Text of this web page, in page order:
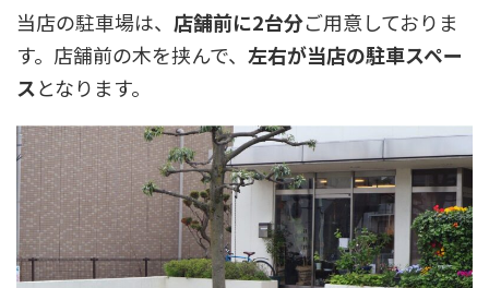
当店の駐車場は、 店舗前に2台分ご用意しておりま
す。店舗前の木を挟んで、 左右が当店の駐車スペー
スとなります。